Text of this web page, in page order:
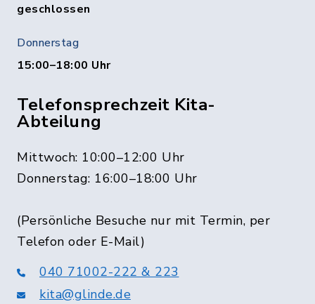
geschlossen
Donnerstag
15:00–18:00 Uhr
Telefonsprechzeit Kita-
Abteilung
Mittwoch: 10:00–12:00 Uhr
Donnerstag: 16:00–18:00 Uhr
(Persönliche Besuche nur mit Termin, per
Telefon oder E-Mail)
040 71002-222 & 223
kita@glinde.de